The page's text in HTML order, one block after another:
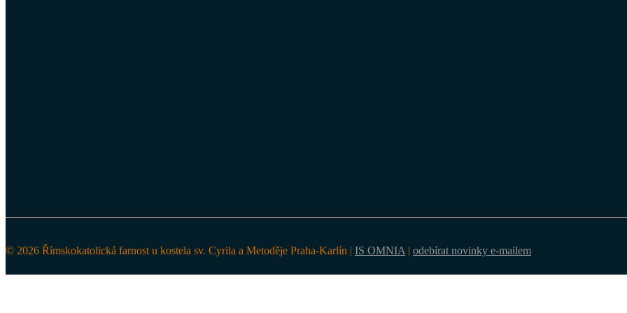
© 2026 Římskokatolická farnost u kostela sv. Cyrila a Metoděje Praha-Karlín | IS OMNIA | odebírat novinky e-mailem